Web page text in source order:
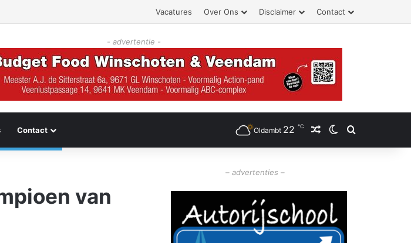
Vacatures Over Ons Disclaimer Contact
- advertentie -
Contact Oldambt 22 ℃ Willekeurig artikel
Switch skin
Zoeken
van
– advertenties –